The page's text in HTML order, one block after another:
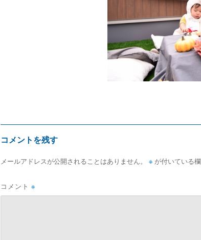
コメントを残す
メールアドレスが公開されることはありません。 ※が付いている
コメント ※